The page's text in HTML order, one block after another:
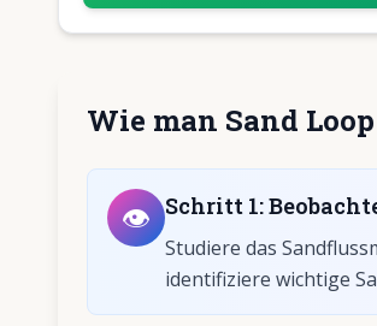
Wie man Sand
👁️ Schritt 1:
Studiere das
identifiziere wichtige